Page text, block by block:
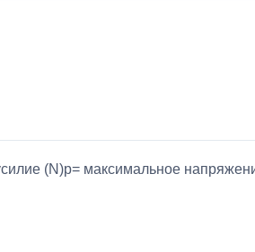
(N)p= максимальное